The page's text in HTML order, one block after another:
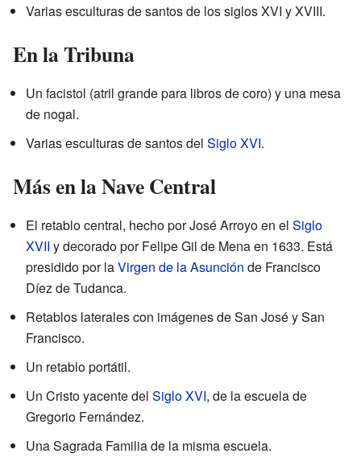
Varias esculturas de santos de los siglos XVI y XVIII.
En la Tribuna
Un facistol (atril grande para libros de coro) y una mesa
de nogal.
Varias esculturas de santos del Siglo XVI.
Más en la Nave Central
El retablo central, hecho por José Arroyo en el Siglo
XVII y decorado por Felipe Gil de Mena en 1633. Está
presidido por laVirgen de la Asunción de Francisco
Díez de Tudanca.
Retablos laterales con imágenes de San José y San
Francisco.
Un retablo portátil.
Un Cristo yacente del Siglo XVI, de la escuela de
Gregorio Fernández.
Una Sagrada Familia de la misma escuela.